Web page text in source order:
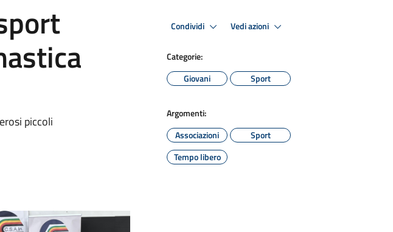
piccoli
Condividi Vedi azioni
Categorie:
Giovani
Sport
Argomenti:
Associazioni
Sport
Tempo libero